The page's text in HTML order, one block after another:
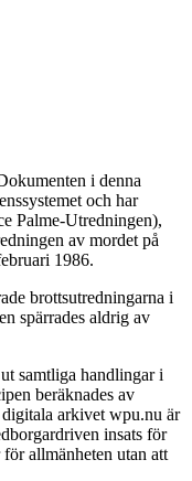
i denna
och har
Palme-Utredningen),
av mordet på
1986.
brottsutredningarna i
spärrades aldrig av
samtliga handlingar i
beräknades av
arkivet wpu.nu är
insats för
allmänheten utan att